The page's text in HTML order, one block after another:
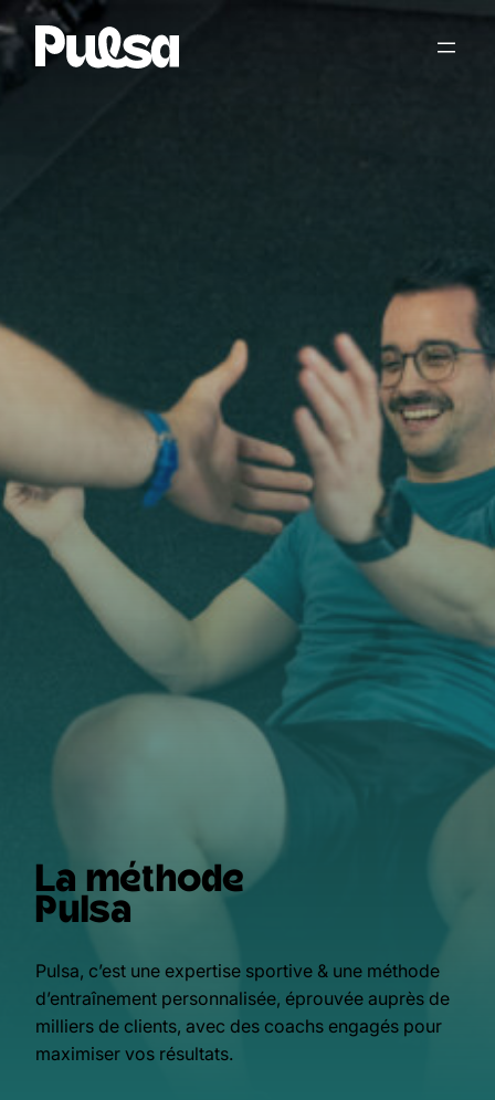
La méthode
Pulsa
Pulsa, c’est une expertise sportive & une méthode
d’entraînement personnalisée, éprouvée auprès de
milliers de clients, avec des coachs engagés pour
maximiser vos résultats.